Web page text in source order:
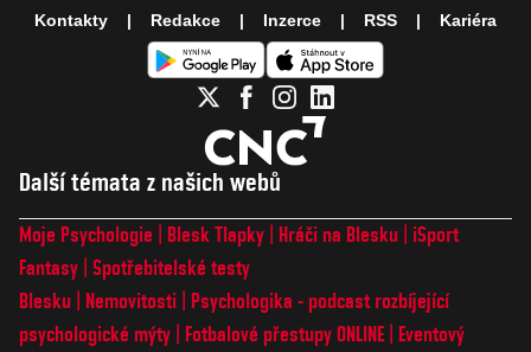
Další témata z našich webů
Moje Psychologie Blesk Tlapky Hráči na Blesku
iSport
Fantasy Spotřebitelské testy
Blesku
Nemovitosti
Psychologika - podcast rozbíjející
psychologické mýty
Fotbalové přestupy ONLINE
Eventový
Kontakty Redakce Inzerce RSS Kariéra